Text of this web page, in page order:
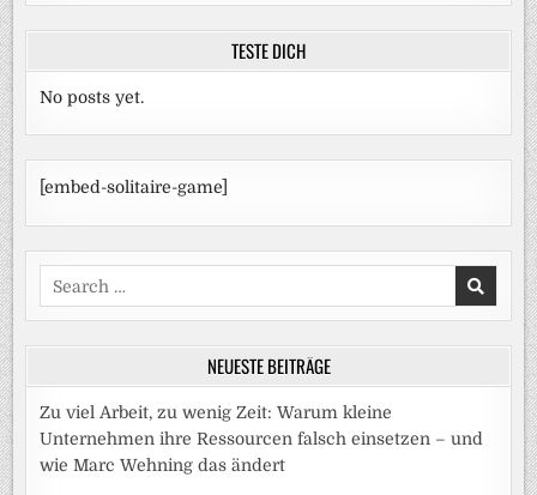
TESTE DICH
No posts yet.
[embed-solitaire-game]
Search
for:
NEUESTE BEITRÄGE
Zu viel Arbeit, zu wenig Zeit: Warum kleine
Unternehmen ihre Ressourcen falsch einsetzen – und
wie Marc Wehning das ändert